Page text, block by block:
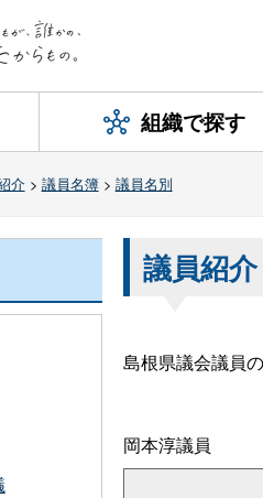
組織で探す
介> 議員名簿> 議員名別
議員紹介
島根県議会議員
岡本淳議員